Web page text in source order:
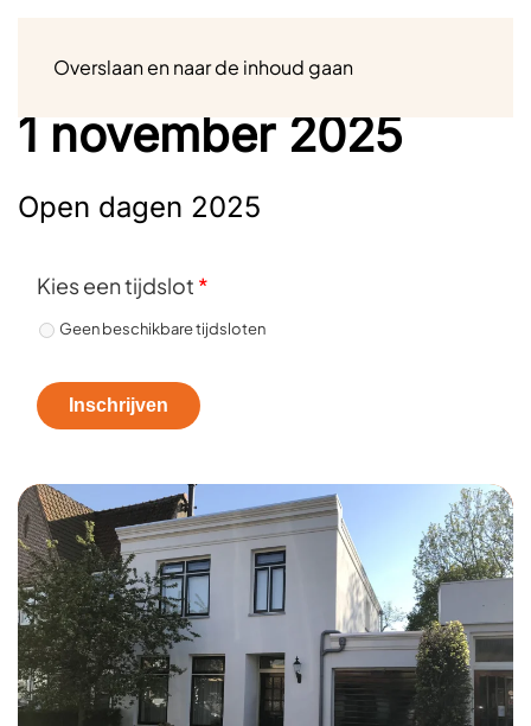
Overslaan en naar de inhoud gaan
1 november 2025
Open dagen 2025
Kies een tijdslot *
Geen beschikbare tijdsloten
Inschrijven